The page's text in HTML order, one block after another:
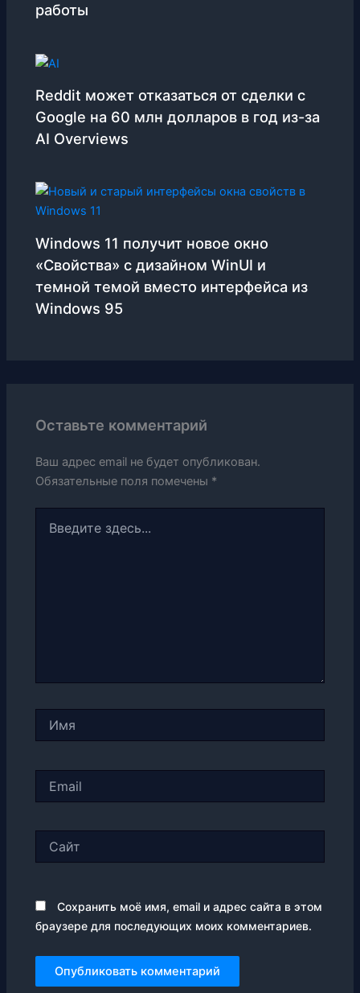
работы
Reddit может отказаться от сделки с
Google на 60 млн долларов в год из-за
AI Overviews
Windows 11 получит новое окно
«Свойства» с дизайном WinUI и
темной темой вместо интерфейса из
Windows 95
Оставьте комментарий
Ваш адрес email не будет опубликован.
Обязательные поля помечены *
здесь...
Сохранить моё имя, email и адрес сайта в этом
браузере для последующих моих комментариев.